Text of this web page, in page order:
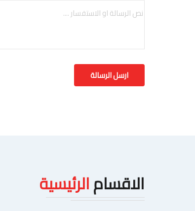
الاقسامالرئيسية